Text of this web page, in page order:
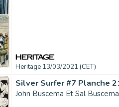
Heritage 13/03/2021 (CET)
John Buscema Et Sal Buscema